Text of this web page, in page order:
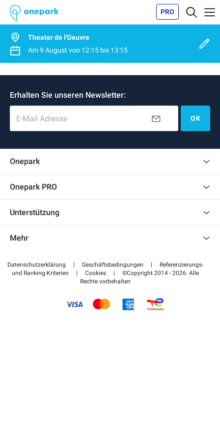
PRO
Theater de l'Oeuvre
Am9 August von 12:15bis 13:15
Erhalten Sie unseren Newsletter:
E-Mail Adresse OK
Onepark
Impressum
Onepark PRO
Werden Sie unser Partner
Auf meinen Partnerbereich zugreifen
Unterstützung
Bezahlen Sie Ihren Parkplatz FLOW
Mehr
Datenschutzerklärung | Geschäftsbedingungen |
Referenzierungs-
und Ranking-Kriterien
| Cookies |
©Copyright 2014 - 2026. Alle
Rechte vorbehalten